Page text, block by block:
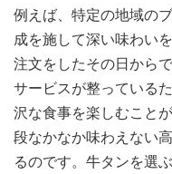
例えば、特定の地域の
成を施して深い味わい
注文をしたその日から
サービスが整っている
沢な食事を楽しむこと
段なかなか味わえない
るのです。牛タンを選